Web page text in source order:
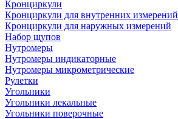
Кронциркули
Кронциркули для внутренних измерений
Кронциркули для наружных измерений
Набор щупов
Нутромеры
Нутромеры индикаторные
Нутромеры микрометрические
Рулетки
Угольники
Угольники лекальные
Угольники поверочные